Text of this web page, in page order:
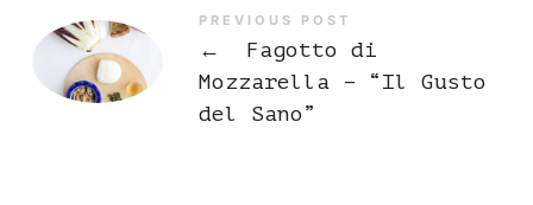
PREVIOUS POST
←
Fagotto di
Mozzarella – “Il Gusto
del Sano”